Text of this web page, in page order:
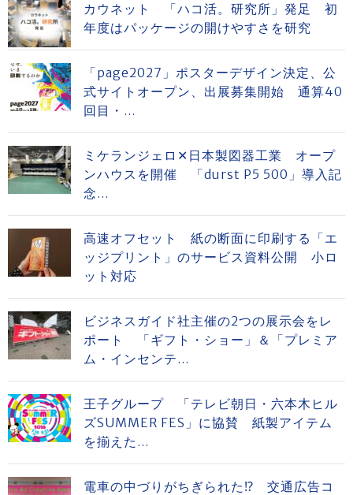
カウネット 「ハコ活。研究所」発足 初
年度はパッケージの開けやすさを研究
「page2027」ポスターデザイン決定、公
式サイトオープン、出展募集開始 通算40
回目・...
ミケランジェロ✕日本製図器工業 オープ
ンハウスを開催 「durst P5 500」導入記
念...
高速オフセット 紙の断面に印刷する「エ
ッジプリント」のサービス資料公開 小ロ
ット対応
ビジネスガイド社主催の2つの展示会をレ
ポート 「ギフト・ショー」＆「プレミア
ム・インセンテ...
王子グループ 「テレビ朝日・六本木ヒル
ズSUMMER FES」に協賛 紙製アイテム
を揃えた...
電車の中づりがちぎられた⁉ 交通広告コ